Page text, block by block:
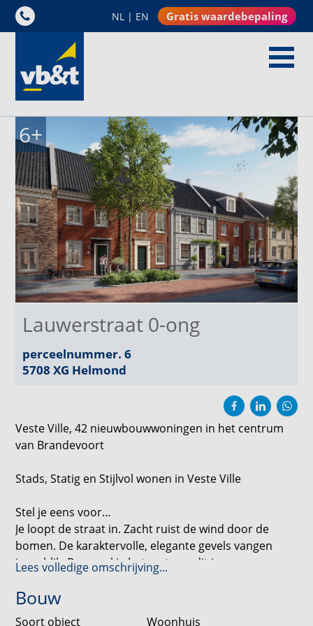
NL | EN Gratis waardebepaling
6+
Lauwerstraat 0-ong
perceelnummer. 6
5708 XG Helmond
Veste Ville, 42 nieuwbouwwoningen in het centrum
van Brandevoort
Stads, Statig en Stijlvol wonen in Veste Ville
Stel je eens voor…
Je loopt de straat in. Zacht ruist de wind door de
bomen. De karaktervolle, elegante gevels vangen
jouw blik. Dan voel je het meteen: dit is geen gewone
buurt. Dit is Veste Ville.
Lees volledige omschrijving...
Bouw
Soort object
Woonhuis